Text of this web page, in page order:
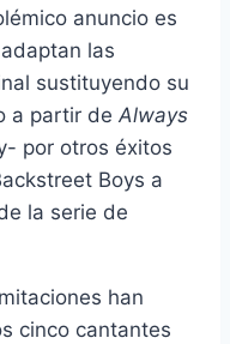
anuncio es
las
sustituyendo su
a partir de Always
por otros éxitos
Boys a
la serie de
han
cinco cantantes